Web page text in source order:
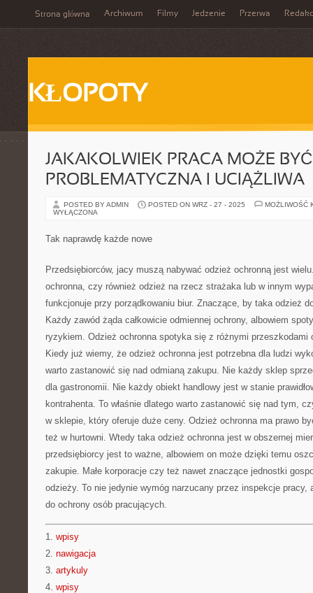
Strona główna Archiwum Filmy Jedzenie Przerwa
KŁOPOTY
JAKAKOLWIEK PRACA MOŻE BYĆ
PROBLEMATYCZNA I UCIĄŻLIWA
POSTED BY ADMIN POSTED ON WRZ - 27 - 2025
MOŻLIWOŚĆ
WYŁĄCZONA
Tak naprawdę każde nowe
Przedsiębiorców, jacy muszą nabywać odzież ochronną jest
ochronna, czy również odzież na rzecz strażaka lub w innym
funkcjonuje przy porządkowaniu biur. Znaczące, by taka odzież
Każdy zawód żąda całkowicie odmiennej ochrony, albowiem
ryzykiem. Odzież ochronna spotyka się z różnymi przeszkodami
Kiedy już wiemy, że odzież ochronna jest potrzebna dla ludzi
warto zastanowić się nad odmianą zakupu. Nie każdy sklep
dla gastronomii. Nie każdy obiekt handlowy jest w stanie
kontrahenta. To właśnie dlatego warto zastanowić się nad tym,
w sklepie, który oferuje duże ceny. Odzież ochronna ma prawo
też w hurtowni. Wtedy taka odzież ochronna jest w obszernej
przedsiębiorcy jest to ważne, albowiem on może dzięki temu
zakupie. Małe korporacje czy też nawet znaczące jednostki
odzieży. To nie jedynie wymóg narzucany przez inspekcje pracy,
do ochrony osób pracujących.
1. wpisy
2. nawigacja
3. artykuly
4. wpisy